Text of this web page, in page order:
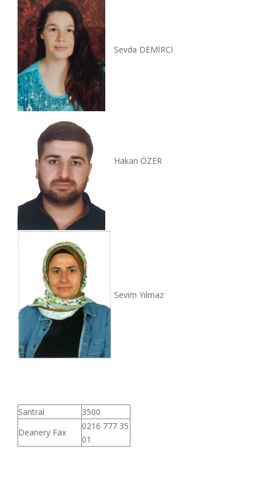
Sevda DEMİRCİ
Hakan ÖZER
Sevim Yılmaz
Santral
3500
Deanery Fax
0216 777 35
01